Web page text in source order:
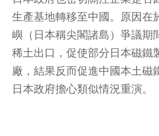
生產基地轉移至中國。原因在
嶼（日本稱尖閣諸島）爭議期
稀土出口，促使部分日本磁鐵
廠，結果反而促進中國本土磁
日本政府擔心類似情況重演。